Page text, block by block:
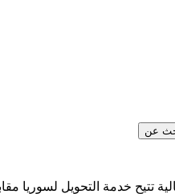
عن
تتيح خدمة التحويل لسوريا